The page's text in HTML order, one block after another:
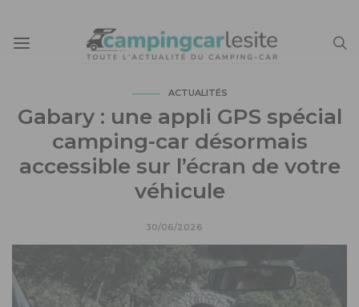
ACTUALITÉS
Gabary : une appli GPS spécial
camping-car désormais
accessible sur l’écran de votre
véhicule
30/06/2026